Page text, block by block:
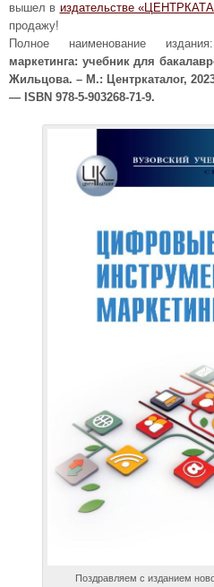
вышел в издательстве
продажу!
Полное наименование
маркетинга: учебник для
Жильцова. – М.: Центркаталог,
— ISBN 978-5-903268-71-9.
Поздравляем с изданием